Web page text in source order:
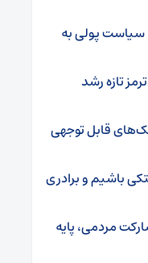
سیاست پولی به
تازه رشد
قابل توجهی
باشیم و برادری
مردمی، پایه